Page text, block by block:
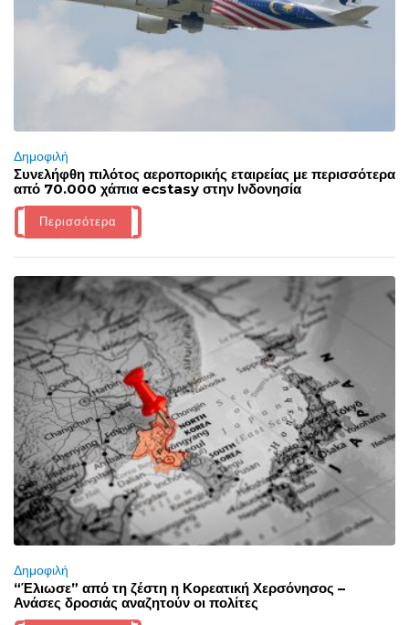
Δημοφιλή
Συνελήφθη πιλότος αεροπορικής εταιρείας με περισσότερα
από 70.000 χάπια ecstasy στην Ινδονησία
Περισσότερα
Δημοφιλή
“Έλιωσε” από τη ζέστη η Κορεατική Χερσόνησος –
Ανάσες δροσιάς αναζητούν οι πολίτες